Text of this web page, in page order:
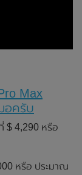
Max
อครับ
$ 4,290 หรือ
หรือ ประมาณ